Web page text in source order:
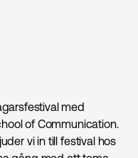
med
of Communication.
vi in till festival hos